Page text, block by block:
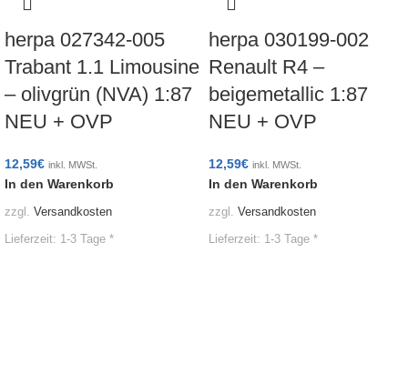
herpa 027342-005
Trabant 1.1 Limousine
– olivgrün (NVA) 1:87
NEU + OVP
12,59€ inkl. MWSt.
In den Warenkorb
zzgl. Versandkosten
Lieferzeit: 1-3 Tage *
herpa 030199-002
Renault R4 –
beigemetallic 1:87
NEU + OVP
12,59€ inkl. MWSt.
In den Warenkorb
zzgl. Versandkosten
Lieferzeit: 1-3 Tage *